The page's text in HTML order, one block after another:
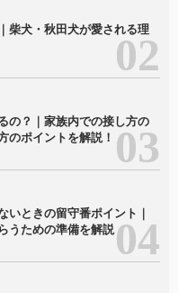
柴犬・秋田犬が愛される理
の？｜家族内での接し方の
のポイントを解説！
いときの留守番ポイント｜
うための準備を解説